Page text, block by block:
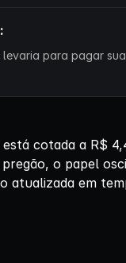
para pagar
cotada a R$
o papel
atualizada em